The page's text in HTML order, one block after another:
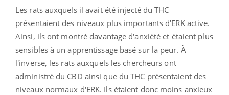
Les rats auxquels il avait été injecté du THC
présentaient des niveaux plus importants d'ERK active.
Ainsi, ils ont montré davantage d'anxiété et étaient plus
sensibles à un apprentissage basé sur la peur. À
l'inverse, les rats auxquels les chercheurs ont
administré du CBD ainsi que du THC présentaient des
niveaux normaux d'ERK. Ils étaient donc moins anxieux